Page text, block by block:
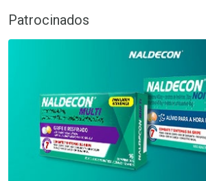
Patrocinados